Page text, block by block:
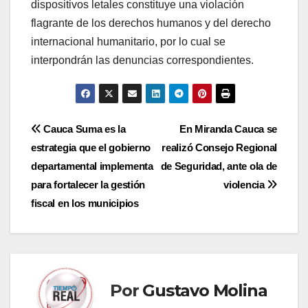
dispositivos letales constituye una violación
flagrante de los derechos humanos y del derecho
internacional humanitario, por lo cual se
interpondrán las denuncias correspondientes.
Navegación
de
entradas
En Miranda Cauca se
realizó Consejo Regional
de Seguridad, ante ola de
violencia
Cauca Suma es la
estrategia que el gobierno
departamental implementa
para fortalecer la gestión
fiscal en los municipios
Por Gustavo Molina